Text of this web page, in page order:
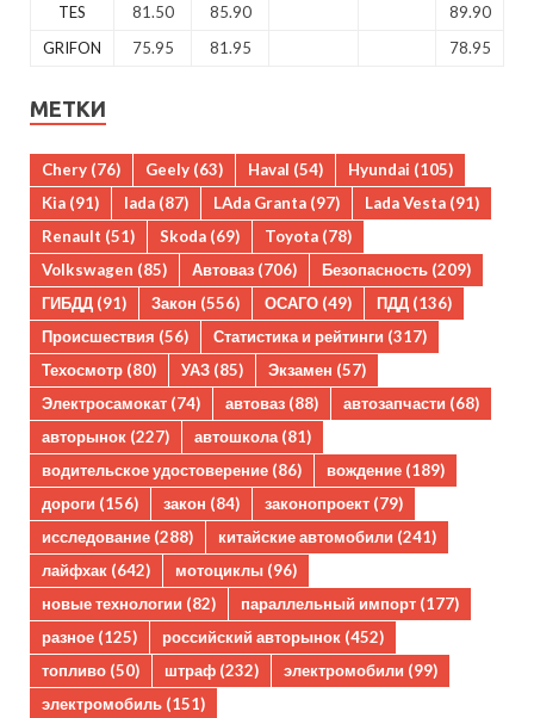
TES
81.50 85.90
89.90
GRIFON
75.95 81.95 78.95
МЕТКИ
Chery (76) Geely (63) Haval (54) Hyundai (105)
Kia (91) lada (87) LAda Granta (97) Lada Vesta (91)
Renault (51) Skoda (69) Toyota (78)
Volkswagen (85) Автоваз (706) Безопасность (209)
ГИБДД (91) Закон (556) ОСАГО (49) ПДД (136)
Происшествия (56) Статистика и рейтинги (317)
Техосмотр (80) УАЗ (85) Экзамен (57)
Электросамокат (74) автоваз (88) автозапчасти (68)
авторынок (227) автошкола (81)
водительское удостоверение (86) вождение (189)
дороги (156) закон (84) законопроект (79)
исследование (288) китайские автомобили (241)
лайфхак (642) мотоциклы (96)
новые технологии (82) параллельный импорт (177)
разное (125) российский авторынок (452)
топливо (50) штраф (232) электромобили (99)
электромобиль (151)